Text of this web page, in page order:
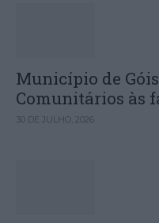
Município de
Comunitários às
30 DE JULHO, 2026